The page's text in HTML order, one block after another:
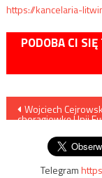
https://kancelaria-
PODOBA CI
Nawigacja
wpisu
Wojciech
chorągiewkę Unii
Telegram